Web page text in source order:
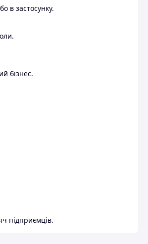
в застосунку.
бізнес.
підприємців.